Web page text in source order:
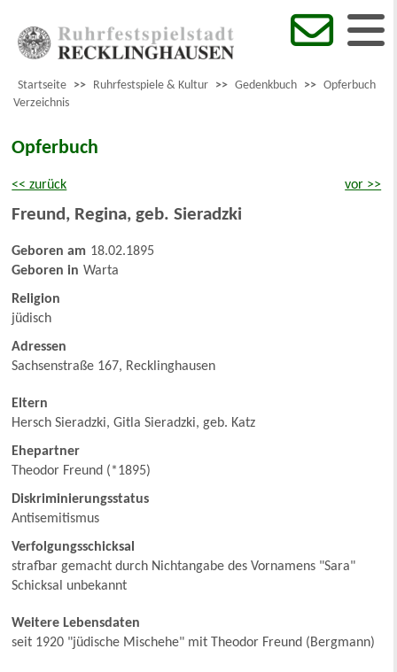
Startseite >> Ruhrfestspiele & Kultur >> Gedenkbuch >> Opferbuch
Verzeichnis
Opferbuch
<< zurück vor >>
Freund, Regina, geb. Sieradzki
Geboren am 18.02.1895
Geboren in Warta
Religion
jüdisch
Adressen
Sachsenstraße 167, Recklinghausen
Eltern
Hersch Sieradzki, Gitla Sieradzki, geb. Katz
Ehepartner
Theodor Freund (*1895)
Diskriminierungsstatus
Antisemitismus
Verfolgungsschicksal
strafbar gemacht durch Nichtangabe des Vornamens "Sara"
Schicksal unbekannt
Weitere Lebensdaten
seit 1920 "jüdische Mischehe" mit Theodor Freund (Bergmann)